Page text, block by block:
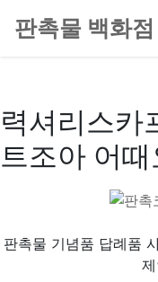
판촉물 백화점
력셔리스카
트조아 어때
판촉물 기념품 답례품